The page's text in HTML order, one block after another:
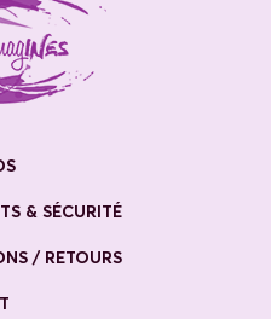
& SÉCURITÉ
/ RETOURS